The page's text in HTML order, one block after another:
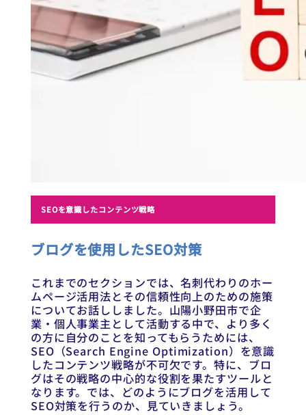
SEOを意識したコンテンツ戦略
ブログを使用したSEO対策
これまでのセクションでは、名刺代わりのホー
ムページ活用法とその信頼性向上のための施策
についてお話ししました。山陽小野田市で企
業・個人事業主として活動する中で、より多く
の方に自分のことを知ってもらうためには、
SEO（Search Engine Optimization）を意識
したコンテンツ戦略が不可欠です。特に、ブロ
グはその戦略の中心的な役割を果たすツールと
なります。では、どのようにブログを活用して
SEO対策を行うのか、見ていきましょう。